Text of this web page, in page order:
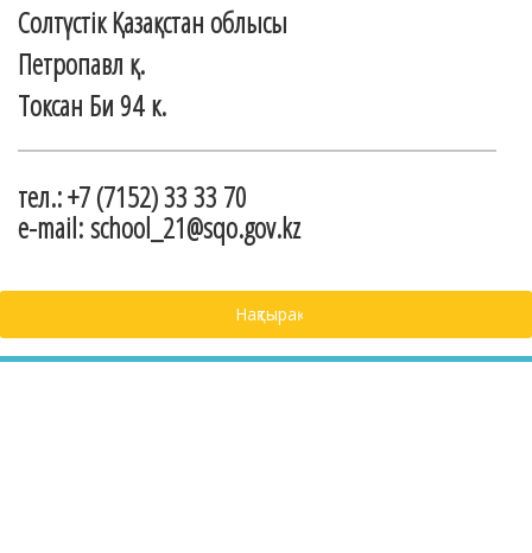
Солтүстік Қазақстан облысы
Петропавл қ.
Токсан Би 94 к.
тел.: +7 (7152) 33 33 70
e-mail: school_21@sqo.gov.kz
Нақтырақ